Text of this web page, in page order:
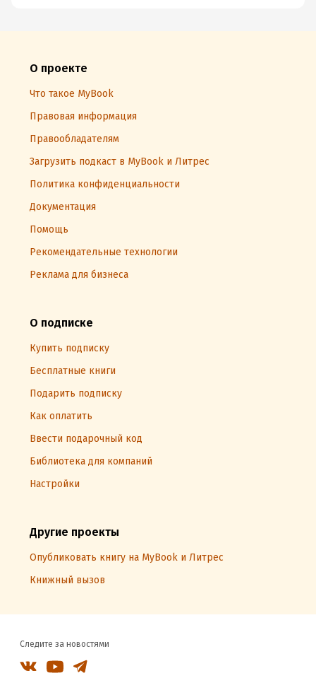
О проекте
Что такое MyBook
Правовая информация
Правообладателям
Загрузить подкаст в MyBook и Литрес
Политика конфиденциальности
Документация
Помощь
Рекомендательные технологии
Реклама для бизнеса
О подписке
Купить подписку
Бесплатные книги
Подарить подписку
Как оплатить
Ввести подарочный код
Библиотека для компаний
Настройки
Другие проекты
Опубликовать книгу на MyBook и Литрес
Книжный вызов
Следите за новостями